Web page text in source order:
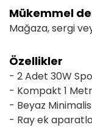
Mükemmel
Mağaza, sergi
Özellikler
- 2 Adet 30W
- Kompakt 1
- Beyaz
- Ray ek